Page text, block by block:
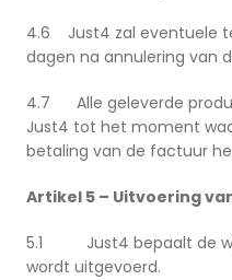
4.6 Just4 zal eventuele
dagen na annulering van
4.7 Alle geleverde
Just4 tot het moment
betaling van de factuur
Artikel 5 – Uitvoering
5.1 Just4 bepaalt de
wordt uitgevoerd.